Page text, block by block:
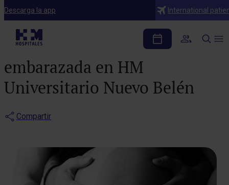
Descarga la app International
Notas de prensa
Nueva consulta de
fisioterapia para la mujer
embarazada en HM
Universitario Nuevo Belén
Compartir